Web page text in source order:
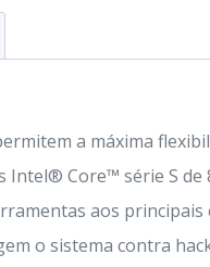
a máxima
Core™ série S de
aos
o sistema contra